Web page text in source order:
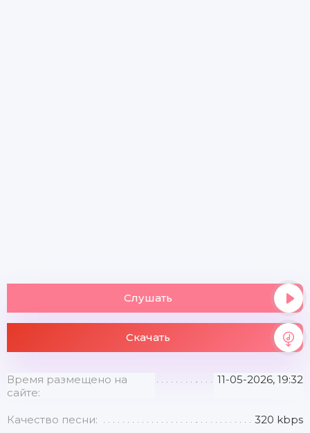
Слушать
Скачать
Время размещено на
сайте:
11-05-2026, 19:32
Качество песни: 320 kbps